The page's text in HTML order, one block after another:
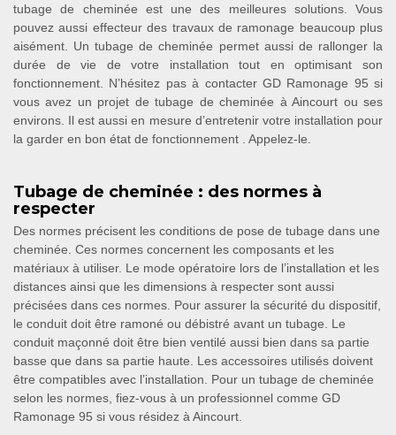
tubage de cheminée est une des meilleures solutions. Vous
pouvez aussi effecteur des travaux de ramonage beaucoup plus
aisément. Un tubage de cheminée permet aussi de rallonger la
durée de vie de votre installation tout en optimisant son
fonctionnement. N’hésitez pas à contacter GD Ramonage 95 si
vous avez un projet de tubage de cheminée à Aincourt ou ses
environs. Il est aussi en mesure d’entretenir votre installation pour
la garder en bon état de fonctionnement . Appelez-le.
Tubage de cheminée : des normes à
respecter
Des normes précisent les conditions de pose de tubage dans une
cheminée. Ces normes concernent les composants et les
matériaux à utiliser. Le mode opératoire lors de l’installation et les
distances ainsi que les dimensions à respecter sont aussi
précisées dans ces normes. Pour assurer la sécurité du dispositif,
le conduit doit être ramoné ou débistré avant un tubage. Le
conduit maçonné doit être bien ventilé aussi bien dans sa partie
basse que dans sa partie haute. Les accessoires utilisés doivent
être compatibles avec l’installation. Pour un tubage de cheminée
selon les normes, fiez-vous à un professionnel comme GD
Ramonage 95 si vous résidez à Aincourt.